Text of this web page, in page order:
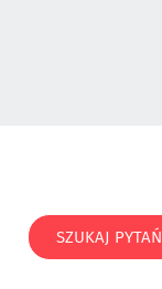
SZUKAJ PYTAŃ